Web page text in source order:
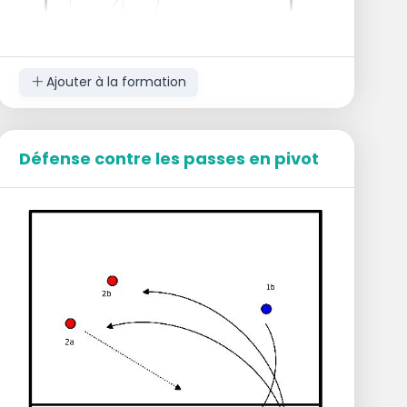
Organisation
Les matchs se jouent sur un demi-terrain
Après un certain temps, le jeu change de
configuration (image miroir).
Déroulement du jeu
Le ballon est servi vers les 2 joueurs en
Ajouter à la formation
Défense contre les passes en pivot